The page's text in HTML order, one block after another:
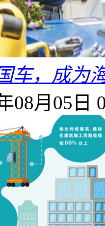
车，成为
08月05日